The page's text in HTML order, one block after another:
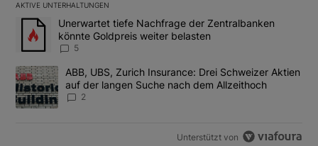
AKTIVE UNTERHALTUNGEN
Das Folgende ist eine Liste der am meisten kommentierten
Ein Trendartikel mit dem Titel "Unerwartet tiefe Nachfrage der
Unerwartet tiefe Nachfrage der Zentralbanken
könnte Goldpreis weiter belasten
5
Ein Trendartikel mit dem Titel "ABB, UBS, Zurich Insurance:
ABB, UBS, Zurich Insurance: Drei Schweizer Aktien
auf der langen Suche nach dem Allzeithoch
2
Unterstützt von